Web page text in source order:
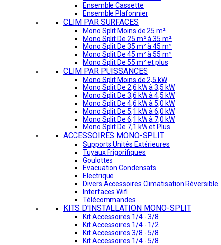
Ensemble Cassette
Ensemble Plafonnier
CLIM PAR SURFACES
Mono Split Moins de 25 m²
Mono Split De 25 m² à 35 m²
Mono Split De 35 m² à 45 m²
Mono Split De 45 m² à 55 m²
Mono Split De 55 m² et plus
CLIM PAR PUISSANCES
Mono Split Moins de 2,5 kW
Mono Split De 2,6 kW à 3,5 kW
Mono Split De 3,6 kW à 4,5 kW
Mono Split De 4,6 kW à 5,0 kW
Mono Split De 5,1 kW à 6,0 kW
Mono Split De 6,1 kW à 7,0 kW
Mono Split De 7,1 kW et Plus
ACCESSOIRES MONO-SPLIT
Supports Unités Extérieures
Tuyaux Frigorifiques
Goulottes
Evacuation Condensats
Electrique
Divers Accessoires Climatisation Réversible
Interfaces Wifi
Télécommandes
KITS D'INSTALLATION MONO-SPLIT
Kit Accessoires 1/4 - 3/8
Kit Accessoires 1/4 - 1/2
Kit Accessoires 3/8 - 5/8
Kit Accessoires 1/4 - 5/8